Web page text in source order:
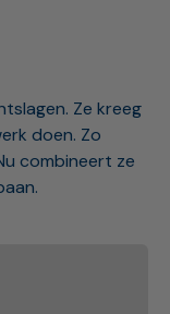
Ze kreeg
doen. Zo
combineert ze